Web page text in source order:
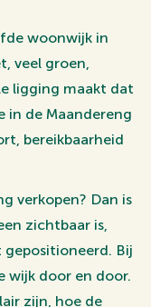
woonwijk in
veel groen,
ligging maakt dat
in de Maandereng
bereikbaarheid
verkopen? Dan is
zichtbaar is,
Bij
wijk door en door.
zijn, hoe de